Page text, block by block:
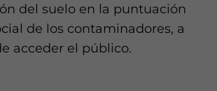
del suelo en la puntuación
de los contaminadores, a
acceder el público.